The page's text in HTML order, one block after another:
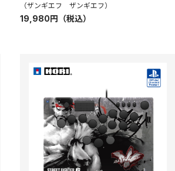
（ザンギエフ ザンギエフ）
19,980円 （税込）